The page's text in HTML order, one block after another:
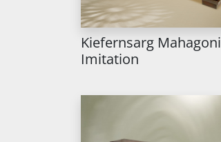
Kiefernsarg Mahagoni
Imitation